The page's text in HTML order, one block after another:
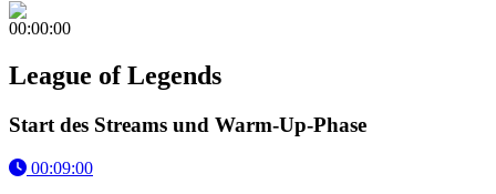
00:00:00
League of Legends
Start des Streams und Warm-Up-Phase
00:09:00